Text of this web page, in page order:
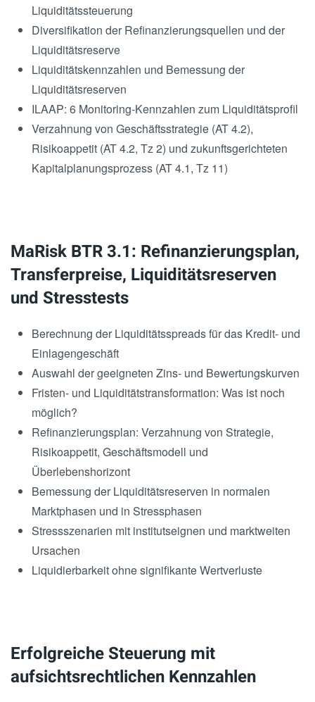
Liquiditätssteuerung
Diversifikation der Refinanzierungsquellen und der
Liquiditätsreserve
Liquiditätskennzahlen und Bemessung der
Liquiditätsreserven
ILAAP: 6 Monitoring-Kennzahlen zum Liquiditätsprofil
Verzahnung von Geschäftsstrategie (AT 4.2),
Risikoappetit (AT 4.2, Tz 2) und zukunftsgerichteten
Kapitalplanungsprozess (AT 4.1, Tz 11)
MaRisk BTR 3.1: Refinanzierungsplan,
Transferpreise, Liquiditätsreserven
und Stresstests
Berechnung der Liquiditätsspreads für das Kredit- und
Einlagengeschäft
Auswahl der geeigneten Zins- und Bewertungskurven
Fristen- und Liquiditätstransformation: Was ist noch
möglich?
Refinanzierungsplan: Verzahnung von Strategie,
Risikoappetit, Geschäftsmodell und
Überlebenshorizont
Bemessung der Liquiditätsreserven in normalen
Marktphasen und in Stressphasen
Stressszenarien mit institutseignen und marktweiten
Ursachen
Liquidierbarkeit ohne signifikante Wertverluste
Erfolgreiche Steuerung mit
aufsichtsrechtlichen Kennzahlen